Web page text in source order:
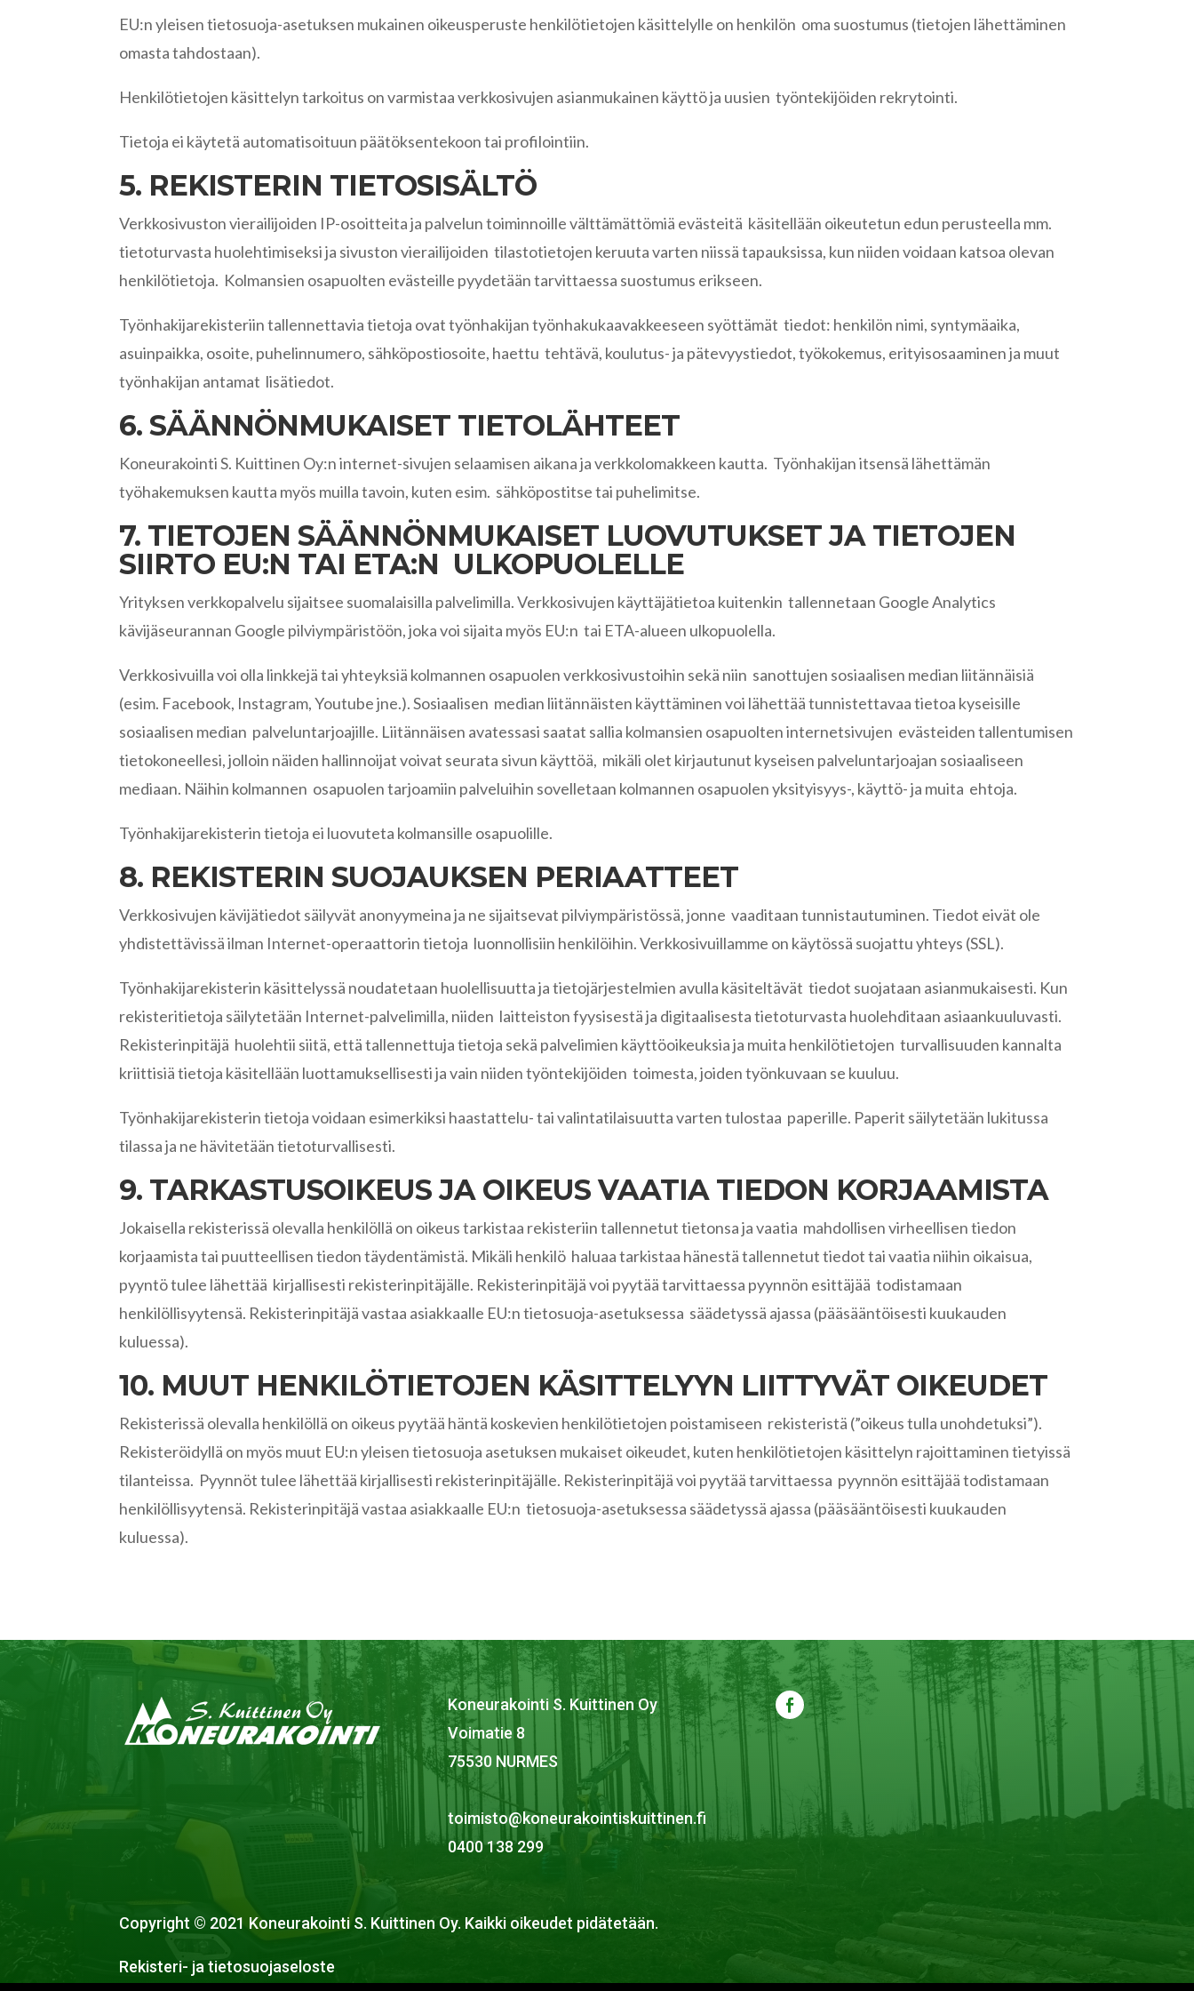
EU:n yleisen tietosuoja-asetuksen mukainen oikeusperuste henkilötietojen käsittelylle on henkilön oma suostumus (tietojen lähettäminen
omasta tahdostaan).
Henkilötietojen käsittelyn tarkoitus on varmistaa verkkosivujen asianmukainen käyttö ja uusien työntekijöiden rekrytointi.
Tietoja ei käytetä automatisoituun päätöksentekoon tai profilointiin.
5. REKISTERIN TIETOSISÄLTÖ
Verkkosivuston vierailijoiden IP-osoitteita ja palvelun toiminnoille välttämättömiä evästeitä käsitellään oikeutetun edun perusteella mm.
tietoturvasta huolehtimiseksi ja sivuston vierailijoiden tilastotietojen keruuta varten niissä tapauksissa, kun niiden voidaan katsoa olevan
henkilötietoja. Kolmansien osapuolten evästeille pyydetään tarvittaessa suostumus erikseen.
Työnhakijarekisteriin tallennettavia tietoja ovat työnhakijan työnhakukaavakkeeseen syöttämät tiedot: henkilön nimi, syntymäaika,
asuinpaikka, osoite, puhelinnumero, sähköpostiosoite, haettu tehtävä, koulutus- ja pätevyystiedot, työkokemus, erityisosaaminen ja muut
työnhakijan antamat lisätiedot.
6. SÄÄNNÖNMUKAISET TIETOLÄHTEET
Koneurakointi S. Kuittinen Oy:n internet-sivujen selaamisen aikana ja verkkolomakkeen kautta. Työnhakijan itsensä lähettämän
työhakemuksen kautta myös muilla tavoin, kuten esim. sähköpostitse tai puhelimitse.
7. TIETOJEN SÄÄNNÖNMUKAISET LUOVUTUKSET JA TIETOJEN
SIIRTO EU:N TAI ETA:N ULKOPUOLELLE
Yrityksen verkkopalvelu sijaitsee suomalaisilla palvelimilla. Verkkosivujen käyttäjätietoa kuitenkin tallennetaan Google Analytics
kävijäseurannan Google pilviympäristöön, joka voi sijaita myös EU:n tai ETA-alueen ulkopuolella.
Verkkosivuilla voi olla linkkejä tai yhteyksiä kolmannen osapuolen verkkosivustoihin sekä niin sanottujen sosiaalisen median liitännäisiä
(esim. Facebook, Instagram, Youtube jne.). Sosiaalisen median liitännäisten käyttäminen voi lähettää tunnistettavaa tietoa kyseisille
sosiaalisen median palveluntarjoajille. Liitännäisen avatessasi saatat sallia kolmansien osapuolten internetsivujen evästeiden tallentumisen
tietokoneellesi, jolloin näiden hallinnoijat voivat seurata sivun käyttöä, mikäli olet kirjautunut kyseisen palveluntarjoajan sosiaaliseen
mediaan. Näihin kolmannen osapuolen tarjoamiin palveluihin sovelletaan kolmannen osapuolen yksityisyys-, käyttö- ja muita ehtoja.
Työnhakijarekisterin tietoja ei luovuteta kolmansille osapuolille.
8. REKISTERIN SUOJAUKSEN PERIAATTEET
Verkkosivujen kävijätiedot säilyvät anonyymeina ja ne sijaitsevat pilviympäristössä, jonne vaaditaan tunnistautuminen. Tiedot eivät ole
yhdistettävissä ilman Internet-operaattorin tietoja luonnollisiin henkilöihin. Verkkosivuillamme on käytössä suojattu yhteys (SSL).
Työnhakijarekisterin käsittelyssä noudatetaan huolellisuutta ja tietojärjestelmien avulla käsiteltävät tiedot suojataan asianmukaisesti. Kun
rekisteritietoja säilytetään Internet-palvelimilla, niiden laitteiston fyysisestä ja digitaalisesta tietoturvasta huolehditaan asiaankuuluvasti.
Rekisterinpitäjä huolehtii siitä, että tallennettuja tietoja sekä palvelimien käyttöoikeuksia ja muita henkilötietojen turvallisuuden kannalta
kriittisiä tietoja käsitellään luottamuksellisesti ja vain niiden työntekijöiden toimesta, joiden työnkuvaan se kuuluu.
Työnhakijarekisterin tietoja voidaan esimerkiksi haastattelu- tai valintatilaisuutta varten tulostaa paperille. Paperit säilytetään lukitussa
tilassa ja ne hävitetään tietoturvallisesti.
9. TARKASTUSOIKEUS JA OIKEUS VAATIA TIEDON KORJAAMISTA
Jokaisella rekisterissä olevalla henkilöllä on oikeus tarkistaa rekisteriin tallennetut tietonsa ja vaatia mahdollisen virheellisen tiedon
korjaamista tai puutteellisen tiedon täydentämistä. Mikäli henkilö haluaa tarkistaa hänestä tallennetut tiedot tai vaatia niihin oikaisua,
pyyntö tulee lähettää kirjallisesti rekisterinpitäjälle. Rekisterinpitäjä voi pyytää tarvittaessa pyynnön esittäjää todistamaan
henkilöllisyytensä. Rekisterinpitäjä vastaa asiakkaalle EU:n tietosuoja-asetuksessa säädetyssä ajassa (pääsääntöisesti kuukauden
kuluessa).
10. MUUT HENKILÖTIETOJEN KÄSITTELYYN LIITTYVÄT OIKEUDET
Rekisterissä olevalla henkilöllä on oikeus pyytää häntä koskevien henkilötietojen poistamiseen rekisteristä (”oikeus tulla unohdetuksi”).
Rekisteröidyllä on myös muut EU:n yleisen tietosuoja asetuksen mukaiset oikeudet, kuten henkilötietojen käsittelyn rajoittaminen tietyissä
tilanteissa. Pyynnöt tulee lähettää kirjallisesti rekisterinpitäjälle. Rekisterinpitäjä voi pyytää tarvittaessa pyynnön esittäjää todistamaan
henkilöllisyytensä. Rekisterinpitäjä vastaa asiakkaalle EU:n tietosuoja-asetuksessa säädetyssä ajassa (pääsääntöisesti kuukauden
kuluessa).
Koneurakointi S. Kuittinen Oy
Voimatie 8
75530 NURMES
toimisto@koneurakointiskuittinen.fi
0400 138 299
Copyright © 2021 Koneurakointi S. Kuittinen Oy. Kaikki oikeudet pidätetään.
Rekisteri- ja tietosuojaseloste